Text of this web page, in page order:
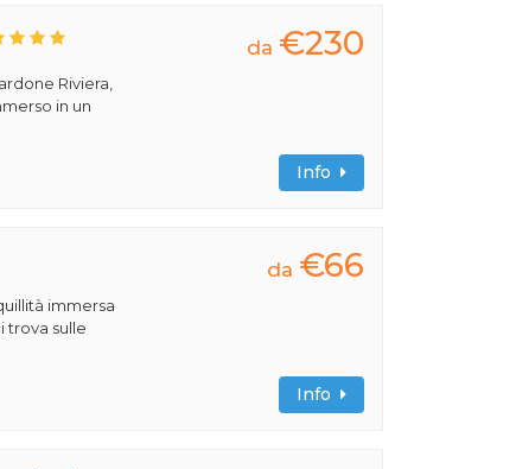
Riviera,
in un
da €230
Info
immersa
trova sulle
da €66
Info